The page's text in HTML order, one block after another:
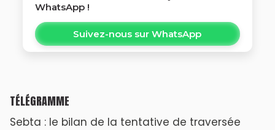
WhatsApp !
Suivez-nous sur WhatsApp
TÉLÉGRAMME
Sebta : le bilan de la tentative de traversée